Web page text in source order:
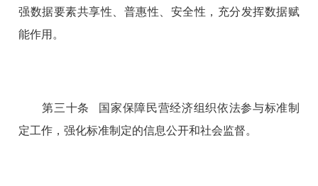
强数据要素共享性、普惠性、安全性，充分发挥数据赋
能作用。
第三十条 国家保障民营经济组织依法参与标准制
定工作，强化标准制定的信息公开和社会监督。